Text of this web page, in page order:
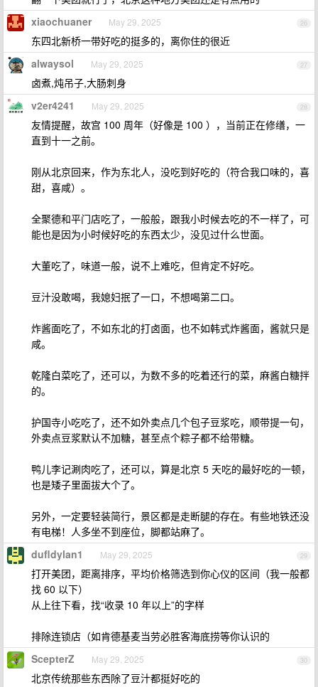
26
xiaochuaner May 29, 2025
东四北新桥一带好吃的挺多的，离你住的很近
27
alwaysol May 29, 2025
卤煮,炖吊子,大肠刺身
28
v2er4241 May 29, 2025
友情提醒，故宫 100 周年（好像是 100 ），当前正在修缮，一
直到十一之前。
刚从北京回来，作为东北人，没吃到好吃的（符合我口味的，喜
甜，喜咸）。
全聚德和平门店吃了，一般般，跟我小时候去吃的不一样了，可
能也是因为小时候好吃的东西太少，没见过什么世面。
大董吃了，味道一般，说不上难吃，但肯定不好吃。
豆汁没敢喝，我媳妇抿了一口，不想喝第二口。
炸酱面吃了，不如东北的打卤面，也不如韩式炸酱面，酱就只是
咸。
乾隆白菜吃了，还可以，为数不多的吃着还行的菜，麻酱白糖拌
的。
护国寺小吃吃了，还不如外卖点几个包子豆浆吃，顺带提一句，
外卖点豆浆默认不加糖，甚至点个粽子都不给带糖。
鸭儿李记涮肉吃了，还可以，算是北京 5 天吃的最好吃的一顿，
也是矮子里面拔大个了。
另外，一定要轻装简行，景区都是走断腿的存在。有些地铁还没
有电梯！人多坐不到座位，脚都站麻了。
29
dufldylan1 May 29, 2025
打开美团，距离排序，平均价格筛选到你心仪的区间（我一般都
找 60 以下）
从上往下看，找“收录 10 年以上”的字样
排除连锁店（如肯德基麦当劳必胜客海底捞等你认识的
30
ScepterZ May 29, 2025
北京传统那些东西除了豆汁都挺好吃的